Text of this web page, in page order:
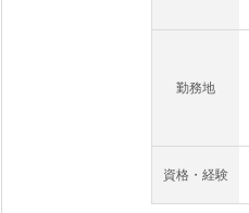
勤務地
資格・経験